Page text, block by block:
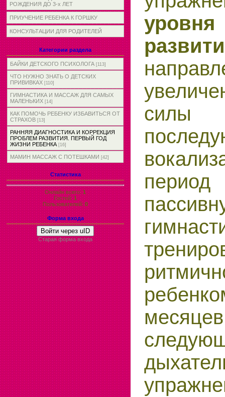
РОЖДЕНИЯ ДО 3-х ЛЕТ
ПРИУЧЕНИЕ РЕБЕНКА К ГОРШКУ
КОНСУЛЬТАЦИИ ДЛЯ РОДИТЕЛЕЙ
Категории раздела
БАЙКИ ДЕТСКОГО ПСИХОЛОГА [113]
ЧТО НУЖНО ЗНАТЬ О ДЕТСКИХ
ПРИВИВКАХ [110]
ГИМНАСТИКА И МАССАЖ ДЛЯ САМЫХ
МАЛЕНЬКИХ [14]
КАК ПОМОЧЬ РЕБЕНКУ ИЗБАВИТЬСЯ ОТ
СТРАХОВ [13]
РАННЯЯ ДИАГНОСТИКА И КОРРЕКЦИЯ
ПРОБЛЕМ РАЗВИТИЯ. ПЕРВЫЙ ГОД
ЖИЗНИ РЕБЕНКА [16]
МАМИН МАССАЖ С ПОТЕШКАМИ [42]
Статистика
Онлайн всего:1
Гостей:1
Пользователей:0
Форма входа
Войти через uID
Старая форма входа